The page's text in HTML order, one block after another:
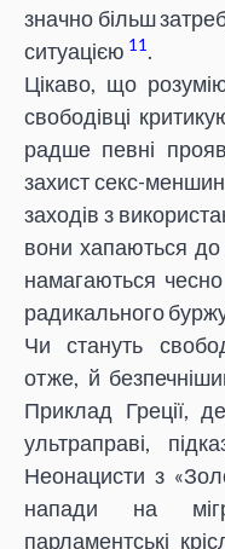
значно більш
ситуацією 11 .
Цікаво, що
свободівці
радше певні
захист секс-
заходів з
вони хапаються до
намагаються
радикального
Чи стануть
отже, й
Приклад Греції,
ультраправі,
Неонацисти з
напади на
парламентські